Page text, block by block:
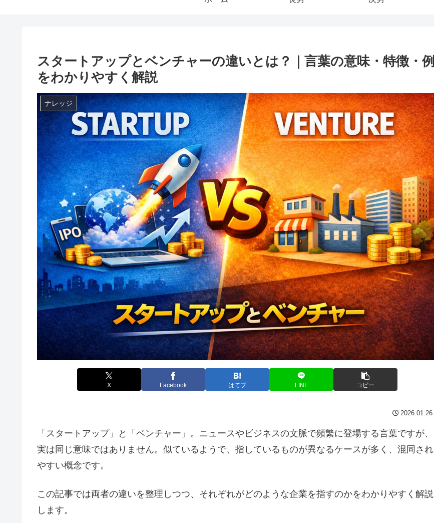
スタートアップとベンチャーの違いとは？｜言葉の意味・特徴・例
をわかりやすく解説
ナレッジ
X Facebook はてブ LINE コピー
2026.01.26
「スタートアップ」と「ベンチャー」。ニュースやビジネスの文脈で頻繁に登場する言葉ですが、
実は同じ意味ではありません。似ているようで、指しているものが異なるケースが多く、混同され
やすい概念です。
この記事では両者の違いを整理しつつ、それぞれがどのような企業を指すのかをわかりやすく解説
します。